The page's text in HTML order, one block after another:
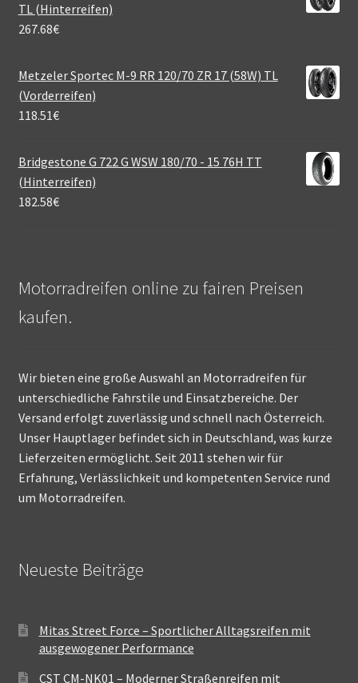
TL (Hinterreifen)
267.68€
Metzeler Sportec M-9 RR 120/70 ZR 17 (58W) TL
(Vorderreifen)
118.51€
Bridgestone G 722 G WSW 180/70 - 15 76H TT
(Hinterreifen)
182.58€
Motorradreifen online zu fairen Preisen
kaufen.
Wir bieten eine große Auswahl an Motorradreifen für
unterschiedliche Fahrstile und Einsatzbereiche. Der
Versand erfolgt zuverlässig und schnell nach Österreich.
Unser Hauptlager befindet sich in Deutschland, was kurze
Lieferzeiten ermöglicht. Seit 2011 stehen wir für
Erfahrung, Verlässlichkeit und kompetenten Service rund
um Motorradreifen.
Neueste Beiträge
Mitas Street Force – Sportlicher Alltagsreifen mit
ausgewogener Performance
CST CM-NK01 – Moderner Straßenreifen mit